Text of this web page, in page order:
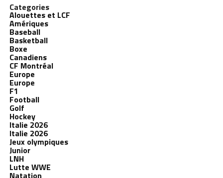
Categories
Alouettes et LCF
Amériques
Baseball
Basketball
Boxe
Canadiens
CF Montréal
Europe
Europe
F1
Football
Golf
Hockey
Italie 2026
Italie 2026
Jeux olympiques
Junior
LNH
Lutte WWE
Natation